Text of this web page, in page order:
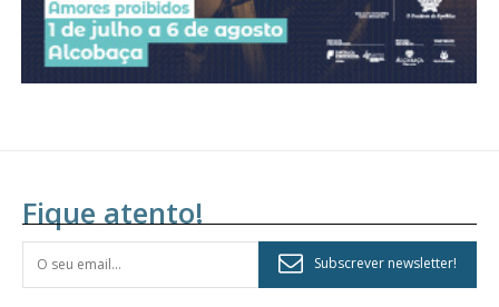
Fique atento!
Subscrever newsletter!